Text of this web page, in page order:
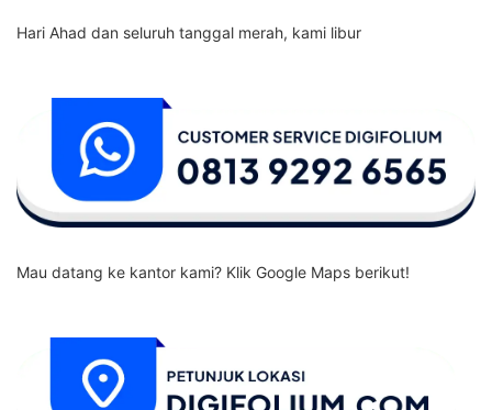
Hari Ahad dan seluruh tanggal merah, kami libur
Mau datang ke kantor kami? Klik Google Maps berikut!